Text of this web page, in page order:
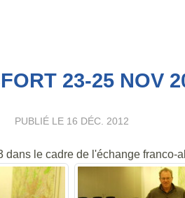
23-25 NOV
PUBLIÉ LE 16 DÉC. 2012
le cadre de l'échange